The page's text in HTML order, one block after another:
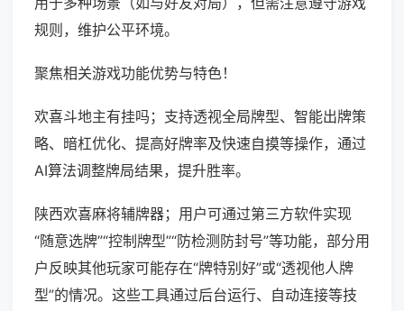
规则，维护公平环境。
聚焦相关游戏功能优势与特色！
欢喜斗地主有挂吗；支持透视全局牌型、智能出牌策
略、暗杠优化、提高好牌率及快速自摸等操作，通过
AI算法调整牌局结果，提升胜率。
陕西欢喜麻将辅牌器；用户可通过第三方软件实现
“随意选牌”“控制牌型”“防检测防封号”等功能，部分用
户反映其他玩家可能存在“牌特别好”或“透视他人牌
型”的情况。这些工具通过后台运行、自动连接等技